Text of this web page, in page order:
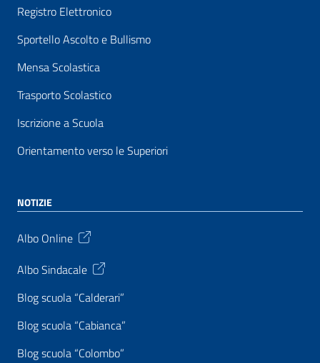
Registro Elettronico
Sportello Ascolto e Bullismo
Mensa Scolastica
Trasporto Scolastico
Iscrizione a Scuola
Orientamento verso le Superiori
NOTIZIE
Albo Online
Albo Sindacale
Blog scuola “Calderari”
Blog scuola “Cabianca”
Blog scuola “Colombo”